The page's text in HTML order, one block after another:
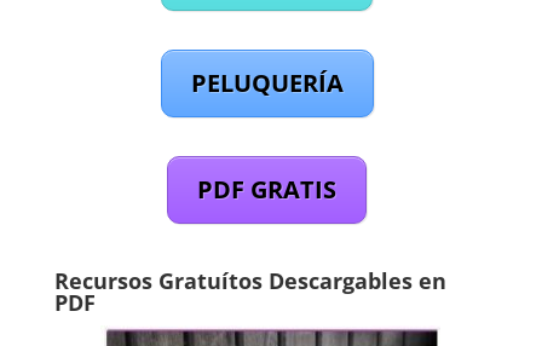
PELUQUERÍA
PDF GRATIS
Recursos Gratuítos Descargables en
PDF